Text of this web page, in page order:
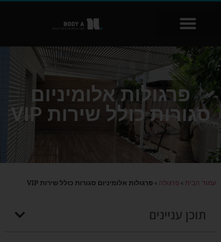
מֻפְעֶלֶת
מַעֲרֶכֶת
נָגִישׁ
בִּקְלִיק
הַמְּסַיַּעַת
לִנְגִישׁוּת
הָאֲתָר.
פרגולות אלומיניום
סגורות כולל שירות VIP
עמוד הבית » פרגולה » פרגולות אלומיניום סגורות כולל שירות VIP
תוכן עניינים